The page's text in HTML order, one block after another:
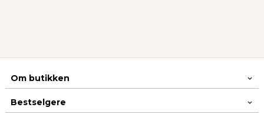
Om butikken
Bestselgere